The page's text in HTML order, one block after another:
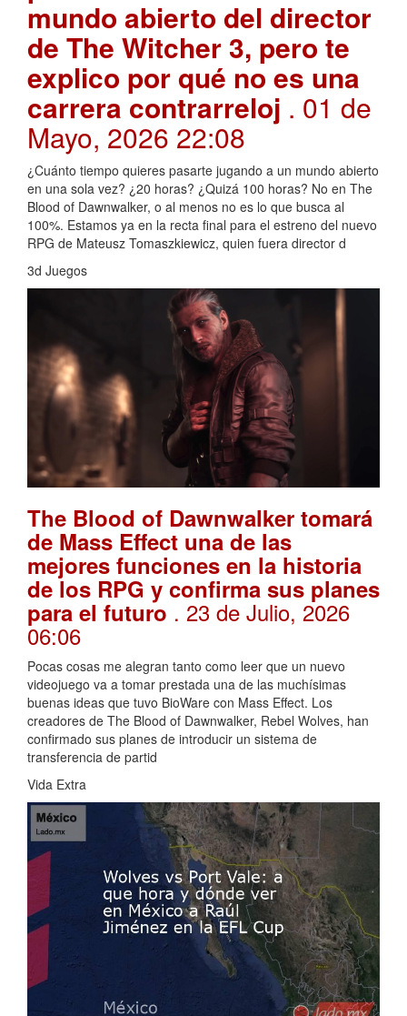
mundo abierto del director
de The Witcher 3, pero te
explico por qué no es una
carrera contrarreloj . 01 de
Mayo, 2026 22:08
¿Cuánto tiempo quieres pasarte jugando a un mundo abierto
en una sola vez? ¿20 horas? ¿Quizá 100 horas? No en The
Blood of Dawnwalker, o al menos no es lo que busca al
100%. Estamos ya en la recta final para el estreno del nuevo
RPG de Mateusz Tomaszkiewicz, quien fuera director d
3d Juegos
The Blood of Dawnwalker tomará
de Mass Effect una de las
mejores funciones en la historia
de los RPG y confirma sus planes
para el futuro . 23 de Julio, 2026
06:06
Pocas cosas me alegran tanto como leer que un nuevo
videojuego va a tomar prestada una de las muchísimas
buenas ideas que tuvo BioWare con Mass Effect. Los
creadores de The Blood of Dawnwalker, Rebel Wolves, han
confirmado sus planes de introducir un sistema de
transferencia de partid
Vida Extra